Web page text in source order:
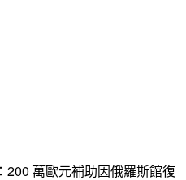
200 萬歐元補助因俄羅斯館復